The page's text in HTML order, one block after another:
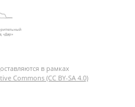
«Дар»
в рамках
Commons (CC BY-SA 4.0)